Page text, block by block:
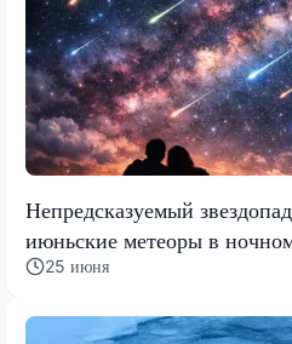
Непредсказуемый
июньские метеоры в
25 июня